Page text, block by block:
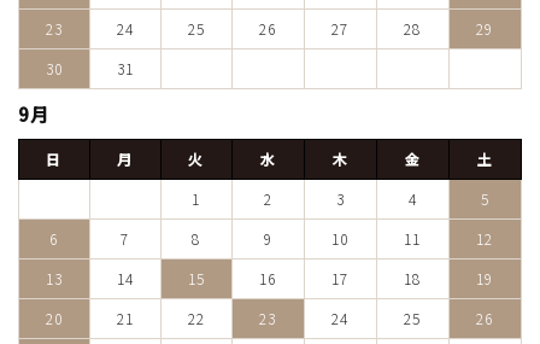
23
24 25 26 27 28
29
30
31
9月
日 月 火 水 木 金
土
1
2 3 4
5
6
7 8 9 10 11
12
13
14 15 16 17 18
19
20
21 22 23 24 25
26